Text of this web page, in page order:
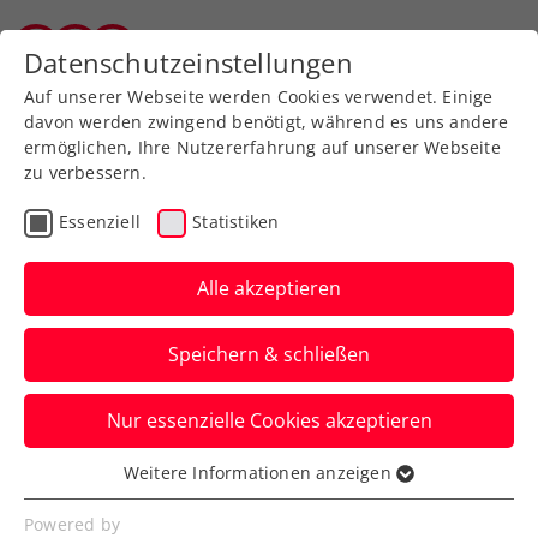
Zurück zur Newsübersicht
Turniere
Erste Bank Open:
Titelverteidiger
Erler/Miedler im ÖTV-
Duell ausgeschieden
Sebastian Ofner und Philipp Oswald
gewinnen beim ATP-500-Turnier in Wien
nach abgewehrten Matchbällen.
Datenschutzeinstellungen
Auf unserer Webseite werden Cookies verwendet. Einige
davon werden zwingend benötigt, während es uns andere
ermöglichen, Ihre Nutzererfahrung auf unserer Webseite
zu verbessern.
Essenziell Statistiken
Alle akzeptieren
Speichern & schließen
Nur essenzielle Cookies akzeptieren
Essenziell
Essenzielle Cookies werden für grundlegende
Weitere Informationen anzeigen
Powered by